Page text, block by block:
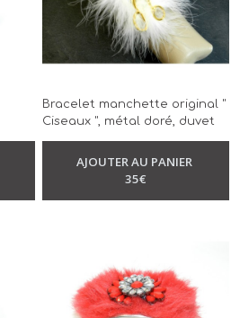
Bracelet manchette original "
Ciseaux ", métal doré, duvet
de cygne, modèle unique,
réalisé à la main -Bracelet
AJOUTER AU PANIER
35€